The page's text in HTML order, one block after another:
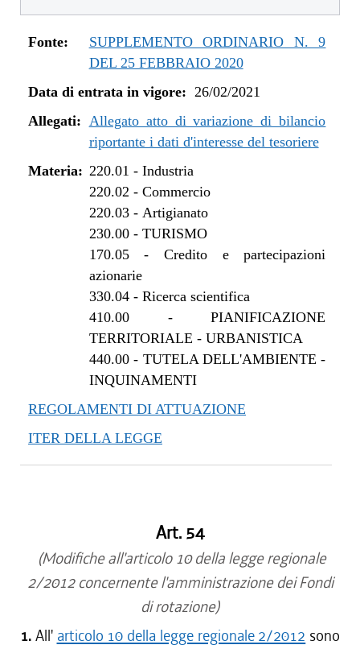
dal 01/01/2023 al 06/03/2023
dal 10/11/2022 al 31/12/2022
dal 09/08/2022 al 09/11/2022
dal 16/12/2021 al 31/12/2021
dal 27/10/2021 al 15/12/2021
dal 12/08/2021 al 26/10/2021
dal 27/04/2021 al 11/08/2021
dal 26/02/2021 al 26/04/2021
Fonte:
SUPPLEMENTO ORDINARIO N. 9
DEL 25 FEBBRAIO 2020
Data di entrata in vigore: 26/02/2021
Allegati: Allegato atto di variazione di bilancio
riportante i dati d'interesse del tesoriere
Materia: 220.01 - Industria
220.02 - Commercio
220.03- Artigianato
230.00- TURISMO
170.05-Credito e partecipazioni
azionarie
330.04- Ricerca scientifica
410.00-PIANIFICAZIONE
TERRITORIALE - URBANISTICA
440.00- TUTELA DELL'AMBIENTE -
INQUINAMENTI
REGOLAMENTI DI ATTUAZIONE
ITER DELLA LEGGE
Art. 54
(Modifiche all'articolo 10 della legge regionale
2/2012 concernente l'amministrazione dei Fondi
di rotazione)
1. All' articolo 10 della legge regionale 2/2012 sono